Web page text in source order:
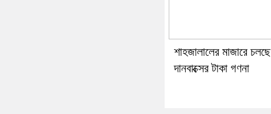
শাহজালালের মাজারে চলছে
দানবাক্সের টাকা গণনা